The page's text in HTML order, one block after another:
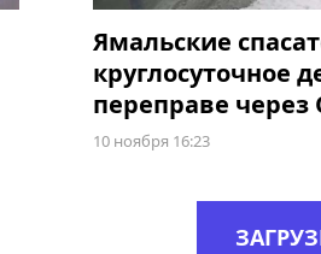
Ямальские
круглосуточное
переправе
10 ноября 16:23